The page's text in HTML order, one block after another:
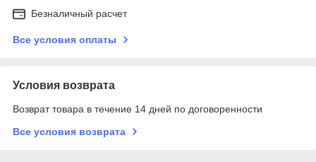
Безналичный расчет
Все условия оплаты
Условия возврата
Возврат товара в течение 14 дней по договоренности
Все условия возврата